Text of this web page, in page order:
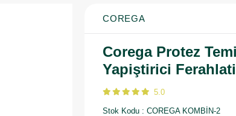
COREGA
Corega Protez
Yapiştirici
5.0
Stok Kodu COREGA KOMBİN-2